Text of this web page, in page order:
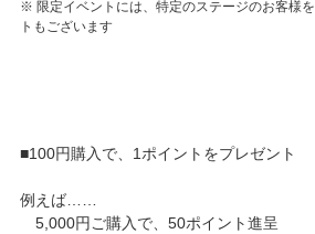
※ 限定イベントには、特定のステージのお客様
トもございます
■100円購入で、1ポイントをプレゼント
例えば……
5,000円ご購入で、50ポイント進呈